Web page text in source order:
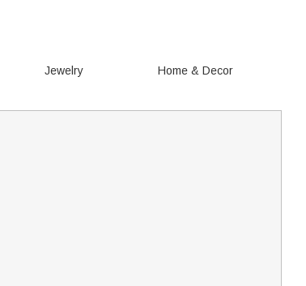
Jewelry Home & Decor